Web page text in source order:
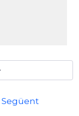
Següent